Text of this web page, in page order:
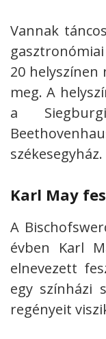
Vannak
20 helyszínen
meg. A
a
székesegyház.
Karl May
A
évben Karl
elnevezett
egy színházi
regényeit